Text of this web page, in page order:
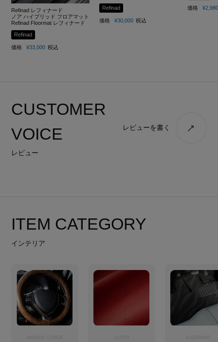
Refinad レフィナード
ノア ハイブリッド フロアマット
Refinad Floormat レフィナード
Refinad
価格 ¥33,000 税込
Refinad
価格 ¥30,000 税込
価格 ¥2,980
CUSTOMER
VOICE
レビュー
レビューを書く
ITEM CATEGORY
インテリア